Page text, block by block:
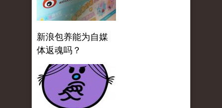
新浪包养能为自媒
体返魂吗？